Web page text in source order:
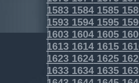
158315841585
159315941595
160316041605
161316141615
162316241625
163316341635